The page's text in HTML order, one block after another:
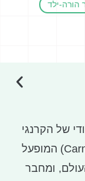
הורה-ילד
של הקרנגי
הול (Carnegie Hall's Weill Music Institute) המופעל
ומחבר